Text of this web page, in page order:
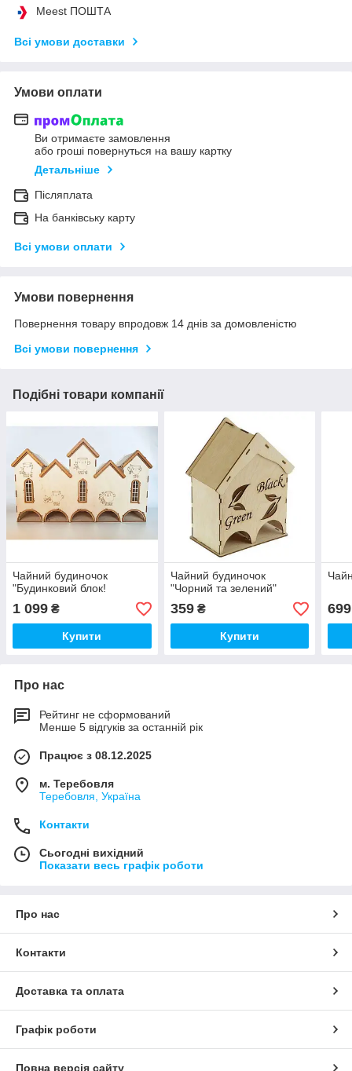
Meest ПОШТА
Всі умови доставки
Умови оплати
Ви отримаєте замовлення
або гроші повернуться на вашу картку
Детальніше
Післяплата
На банківську карту
Всі умови оплати
Умови повернення
Повернення товару впродовж 14 днів за домовленістю
Всі умови повернення
Подібні товари компанії
Чайний будиночок
"Будинковий блок!
1 099 ₴
Купити
Чайний будиночок
"Чорний та зелений"
359₴
Купити
699
Про нас
Рейтинг не сформований
Менше 5 відгуків за останній рік
Працює з 08.12.2025
м. Теребовля
Теребовля, Україна
Контакти
Сьогодні вихідний
Показати весь графік роботи
Про нас
Контакти
Доставка та оплата
Графік роботи
Повна версія сайту